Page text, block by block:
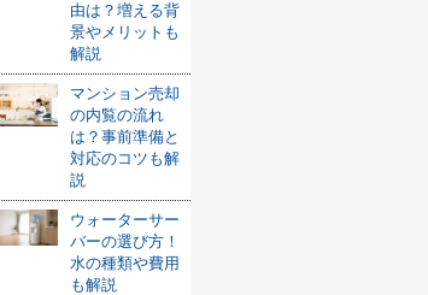
由は？増える背
景やメリットも
解説
マンション売却
の内覧の流れ
は？事前準備と
対応のコツも解
説
ウォーターサー
バーの選び方！
水の種類や費用
も解説